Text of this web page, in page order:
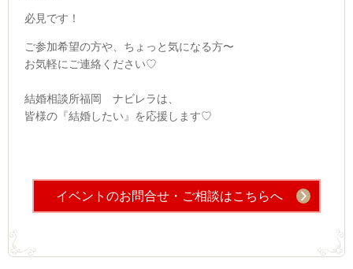
必見です！
ご参加希望の方や、ちょっと気になる方〜
お気軽にご連絡ください♡
結婚相談所福岡 ナビレラは、
皆様の『結婚したい』を応援します♡
イベントのお問合せ・ご相談はこちらへ